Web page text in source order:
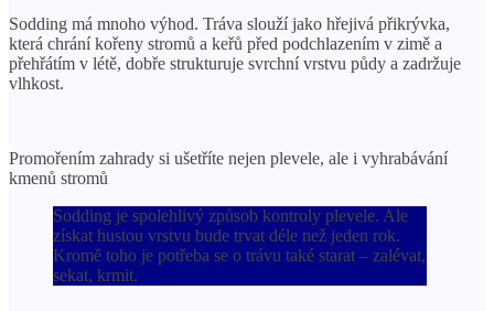
Sodding má mnoho výhod. Tráva slouží jako hřejivá přikrývka,
která chrání kořeny stromů a keřů před podchlazením v zimě a
přehřátím v létě, dobře strukturuje svrchní vrstvu půdy a zadržuje
vlhkost.
Promořením zahrady si ušetříte nejen plevele, ale i vyhrabávání
kmenů stromů
Sodding je spolehlivý způsob kontroly plevele. Ale
získat hustou vrstvu bude trvat déle než jeden rok.
Kromě toho je potřeba se o trávu také starat – zalévat,
sekat, krmit.